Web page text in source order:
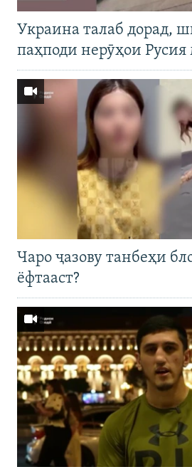
Украина талаб дорад,
паҳподи нерӯҳои
Чаро ҷазову танбеҳи
ёфтааст?